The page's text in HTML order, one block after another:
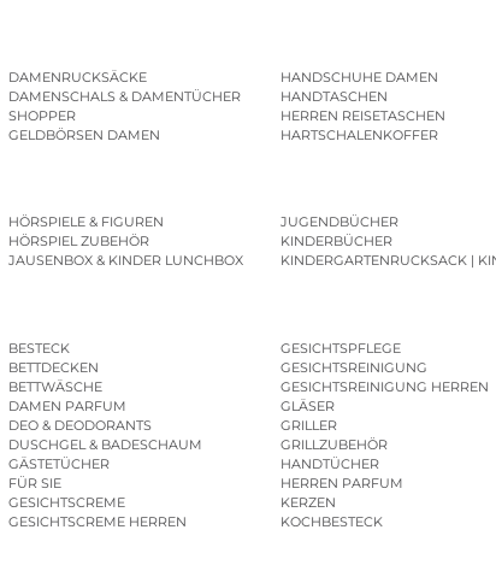
DAMENRUCKSÄCKE
DAMENSCHALS & DAMENTÜCHER
SHOPPER
GELDBÖRSEN DAMEN
HANDSCHUHE DAMEN
HANDTASCHEN
HERREN REISETASCHEN
HARTSCHALENKOFFER
HÖRSPIELE & FIGUREN
HÖRSPIEL ZUBEHÖR
JAUSENBOX & KINDER LUNCHBOX
JUGENDBÜCHER
KINDERBÜCHER
BESTECK
BETTDECKEN
BETTWÄSCHE
DAMEN PARFUM
DEO & DEODORANTS
DUSCHGEL & BADESCHAUM
GÄSTETÜCHER
FÜR SIE
GESICHTSCREME
GESICHTSCREME HERREN
GESICHTSPFLEGE
GESICHTSREINIGUNG
GESICHTSREINIGUNG HERREN
GLÄSER
GRILLER
GRILLZUBEHÖR
HANDTÜCHER
HERREN PARFUM
KERZEN
KOCHBESTECK